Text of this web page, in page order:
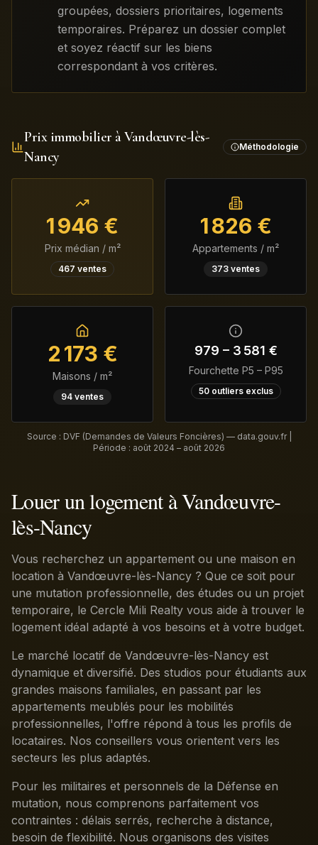
groupées, dossiers prioritaires, logements
temporaires. Préparez un dossier complet
et soyez réactif sur les biens
correspondant à vos critères.
Prix immobilier àVandœuvre-lès-
Nancy
Méthodologie
1 946 €
Prix médian / m²
467 ventes
1 826 €
Appartements / m²
373 ventes
2 173 €
Maisons / m²
94 ventes
979 – 3 581 €
Fourchette P5 – P95
50outliers exclus
Source : DVF (Demandes de Valeurs Foncières) — data.gouv.fr |
Période : août 2024 – août 2026
Louer un logement à Vandœuvre-
lès-Nancy
Vous recherchez un appartement ou une maison en
location à Vandœuvre-lès-Nancy ? Que ce soit pour
une mutation professionnelle, des études ou un projet
temporaire, le Cercle Mili Realty vous aide à trouver le
logement idéal adapté à vos besoins et à votre budget.
Le marché locatif de Vandœuvre-lès-Nancy est
dynamique et diversifié. Des studios pour étudiants aux
grandes maisons familiales, en passant par les
appartements meublés pour les mobilités
professionnelles, l'offre répond à tous les profils de
locataires. Nos conseillers vous orientent vers les
secteurs les plus adaptés.
Pour les militaires et personnels de la Défense en
mutation, nous comprenons parfaitement vos
contraintes : délais serrés, recherche à distance,
besoin de flexibilité. Nous organisons des visites